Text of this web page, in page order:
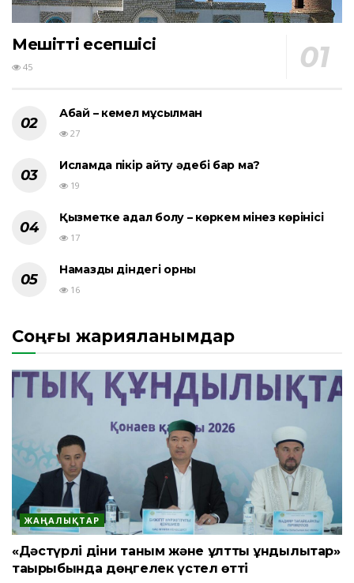
Мешіттің есепшісі
45
Абай – кемел мұсылман
27
Исламда пікір айту әдебі бар ма?
19
Қызметке адал болу – көркем мінез көрінісі
17
Намаздың діндегі орны
16
Соңғы жарияланымдар
ЖАҢАЛЫҚТАР
«Дәстүрлі діни таным және ұлттық құндылықтар»
тақырыбында дөңгелек үстел өтті